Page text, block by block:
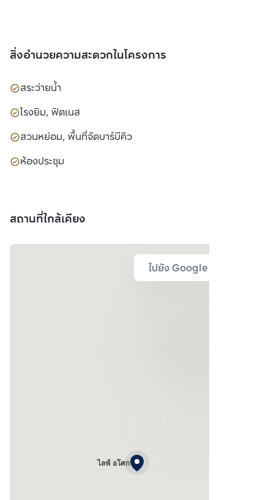
สิ่งอำนวยความสะดวกในโครงการ
สระว่ายน้ำ
โรงยิม, ฟิตเนส
สวนหย่อม, พื้นที่จัดบาร์บีคิว
ห้องประชุม
สถานที่ใกล้เคียง
ไปยัง Google Map
ไลฟ์ อโศก